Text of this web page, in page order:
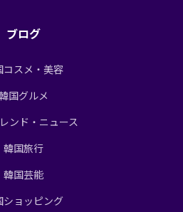
ブログ
コスメ・美容
国グルメ
ンド・ニュース
韓国旅行
韓国芸能
ショッピング